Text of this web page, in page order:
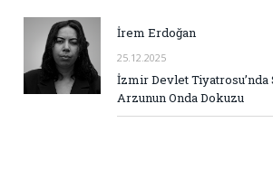
İrem Erdoğan
25.12.2025
İzmir Devlet
Arzunun Onda Dokuzu